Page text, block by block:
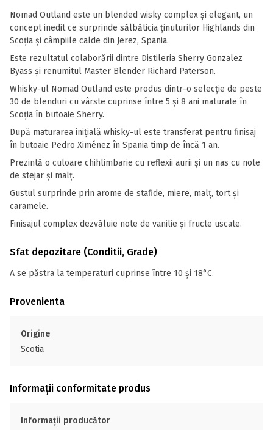
Nomad Outland este un blended wisky complex și elegant, un
concept inedit ce surprinde sălbăticia ținuturilor Highlands din
Scoția și câmpiile calde din Jerez, Spania.
Este rezultatul colaborării dintre Distileria Sherry Gonzalez
Byass și renumitul Master Blender Richard Paterson.
Whisky-ul Nomad Outland este produs dintr-o selecție de peste
30 de blenduri cu vârste cuprinse între 5 și 8 ani maturate în
Scoția în butoaie Sherry.
După maturarea inițială whisky-ul este transferat pentru finisaj
în butoaie Pedro Ximénez în Spania timp de încă 1 an.
Prezintă o culoare chihlimbarie cu reflexii aurii și un nas cu note
de stejar și malț.
Gustul surprinde prin arome de stafide, miere, malț, tort și
caramele.
Finisajul complex dezvăluie note de vanilie și fructe uscate.
Sfat depozitare (Conditii, Grade)
A se păstra la temperaturi cuprinse între 10 și 18°C.
Provenienta
Origine
Scotia
Informații conformitate produs
Informații producător